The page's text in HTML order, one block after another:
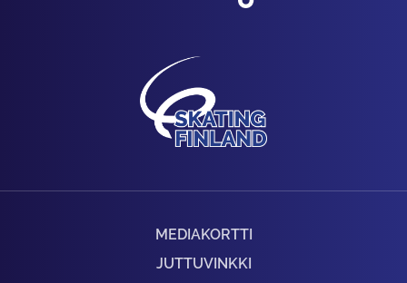
MEDIAKORTTI
JUTTUVINKKI